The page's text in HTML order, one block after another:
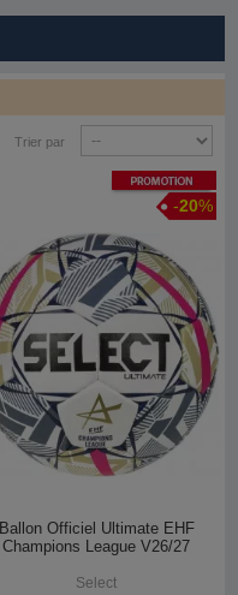
Trier par
Promotion
-20%
Ballon Officiel Ultimate EHF
Champions League V26/27
Select